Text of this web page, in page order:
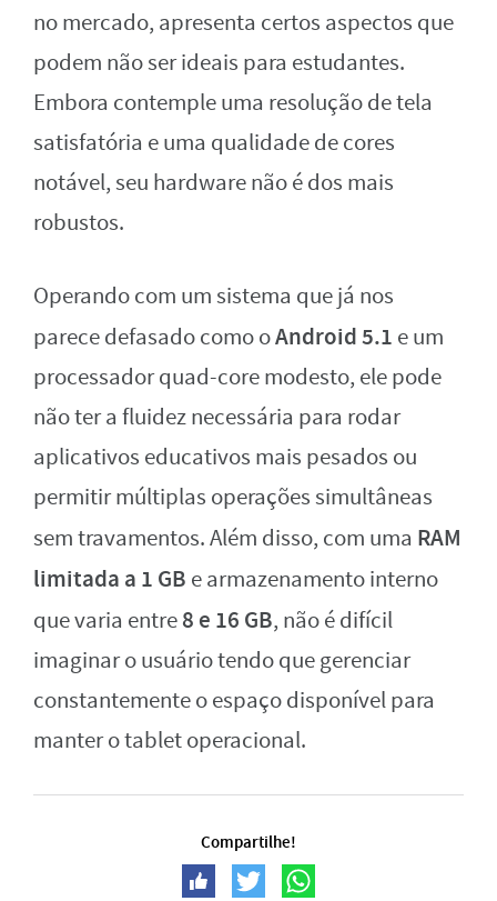
no mercado, apresenta certos aspectos que
podem não ser ideais para estudantes.
Embora contemple uma resolução de tela
satisfatória e uma qualidade de cores
notável, seu hardware não é dos mais
robustos.
Operando com um sistema que já nos
parece defasado como oAndroid 5.1 e um
processador quad-core modesto, ele pode
não ter a fluidez necessária para rodar
aplicativos educativos mais pesados ou
permitir múltiplas operações simultâneas
sem travamentos. Além disso, com uma RAM
limitada a 1 GB e armazenamento interno
que varia entre8 e 16 GB, não é difícil
imaginar o usuário tendo que gerenciar
constantemente o espaço disponível para
manter o tablet operacional.
Compartilhe!